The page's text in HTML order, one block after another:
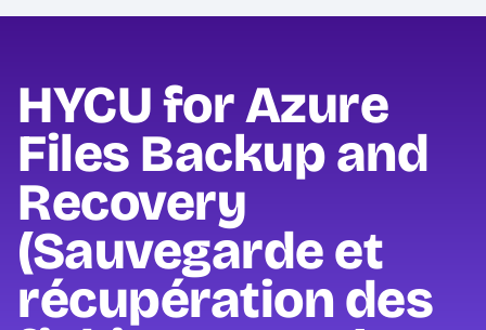
HYCU for Azure
Files Backup and
Recovery
(Sauvegarde et
récupération des